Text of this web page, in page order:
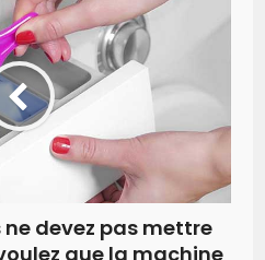
ne devez pas mettre
que la machine